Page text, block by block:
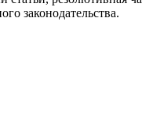
законодательства.